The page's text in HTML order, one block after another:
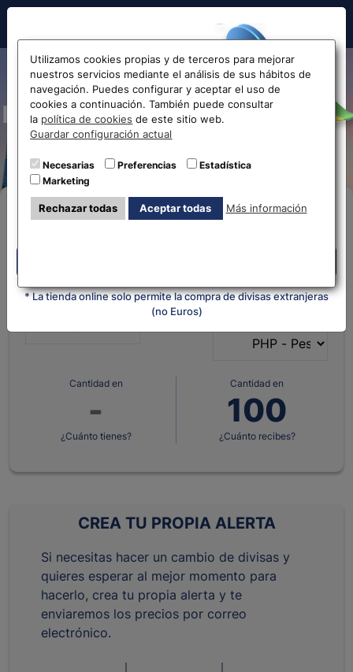
Hola!
Antes de acceder
la web...
Selecciona tu oficina más
cercana
* La tienda online solo permite la compra de divisas extranjeras
(no Euros)
Cambio y cotización de
Euros a Pesos Filipinos EUR-
PHP
Compra Online
¿Qué moneda tienes?
¿Qué moneda
Cantidad en
¿Cuánto tienes?
Cantidad en
¿Cuánto recibes?
CREA TU PROPIA ALERTA
Si necesitas hacer un cambio de divisas y
quieres esperar al mejor momento para
hacerlo, crea tu propia alerta y te
enviaremos los precios por correo
electrónico.
Utilizamos cookies propias y de terceros para mejorar
nuestros servicios mediante el análisis de sus hábitos de
navegación. Puedes configurar y aceptar el uso de
cookies a continuación. También puede consultar
la política de cookies de este sitio web.
Guardar configuración actual
Necesarias Preferencias
Estadística
Marketing
Rechazar todas Aceptar todas Más información